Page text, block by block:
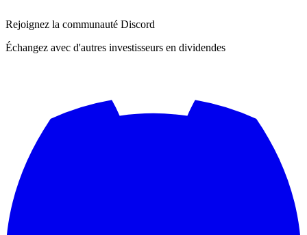
Rejoignez la communauté Discord
Échangez avec d'autres investisseurs en dividendes